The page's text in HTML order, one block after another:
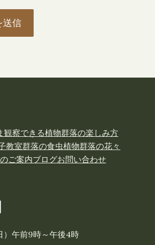
観察できる植物群落の楽しみ方
教室群落の食虫植物群落の花々
ご案内ブログお問い合わせ
）午前9時～午後4時